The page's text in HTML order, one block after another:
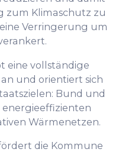
zum Klimaschutz zu
eine Verringerung um
eine vollständige
an und orientiert sich
Bund und
energieeffizienten
Wärme­netzen.
die Kommune